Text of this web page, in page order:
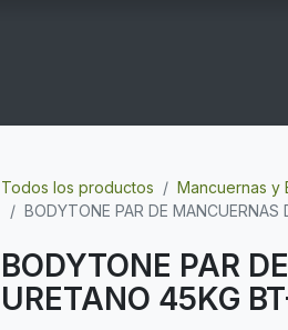
Todos los productos
Mancuernas y
BODYTONE PAR DE
BODYTONE PAR
URETANO 45KG